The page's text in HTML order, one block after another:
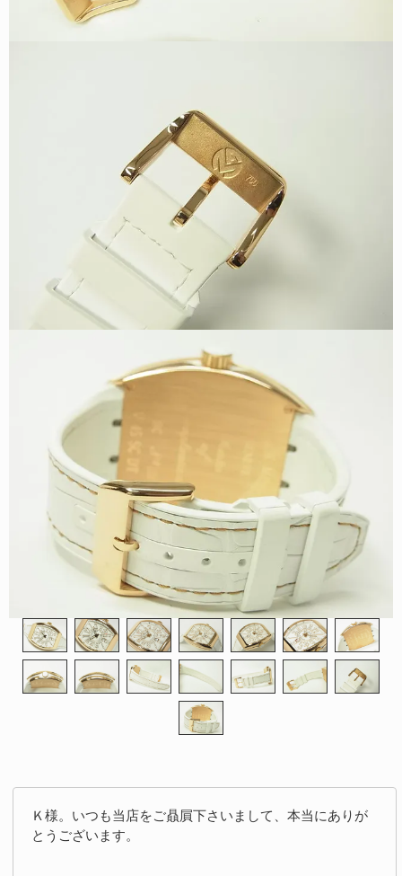
Ｋ様。いつも当店をご贔屓下さいまして、本当にありが
とうございます。